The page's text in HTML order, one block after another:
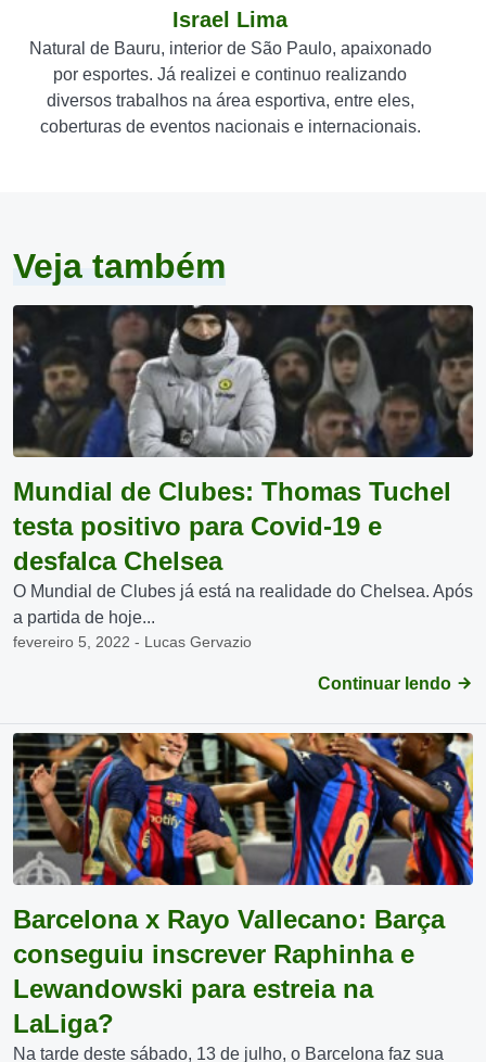
Israel Lima
Natural de Bauru, interior de São Paulo, apaixonado
por esportes. Já realizei e continuo realizando
diversos trabalhos na área esportiva, entre eles,
coberturas de eventos nacionais e internacionais.
Veja também
Mundial de Clubes: Thomas Tuchel
testa positivo para Covid-19 e
desfalca Chelsea
O Mundial de Clubes já está na realidade do Chelsea. Após
a partida de hoje...
fevereiro 5, 2022 - Lucas Gervazio
Continuar lendo
Barcelona x Rayo Vallecano: Barça
conseguiu inscrever Raphinha e
Lewandowski para estreia na
LaLiga?
Na tarde deste sábado, 13 de julho, o Barcelona faz sua